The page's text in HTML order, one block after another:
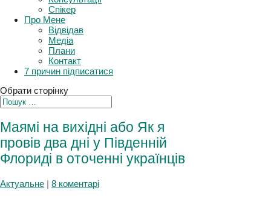
Консультації
Спікер
Про Мене
Відвідав
Медіа
Плани
Контакт
7 причин підписатися
Обрати сторінку
Маямі на вихідні або Як я
провів два дні у Південній
українців